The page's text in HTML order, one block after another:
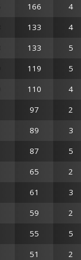
166
4
133
4
133
5
119
5
110
4
97
2
89
3
87
5
65
2
61
3
59
2
55
5
51
2